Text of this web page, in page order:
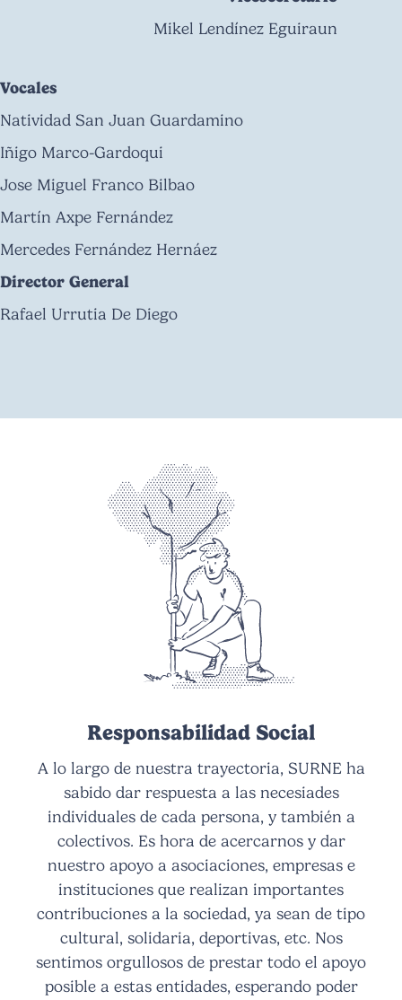
Mikel Lendínez Eguiraun
Vocales
Natividad San Juan Guardamino
Iñigo Marco-Gardoqui
Jose Miguel Franco Bilbao
Martín Axpe Fernández
Mercedes Fernández Hernáez
Director General
Rafael Urrutia De Diego
Responsabilidad Social
A lo largo de nuestra trayectoria, SURNE ha
sabido dar respuesta a las necesiades
individuales de cada persona, y también a
colectivos. Es hora de acercarnos y dar
nuestro apoyo a asociaciones, empresas e
instituciones que realizan importantes
contribuciones a la sociedad, ya sean de tipo
cultural, solidaria, deportivas, etc. Nos
sentimos orgullosos de prestar todo el apoyo
posible a estas entidades, esperando poder